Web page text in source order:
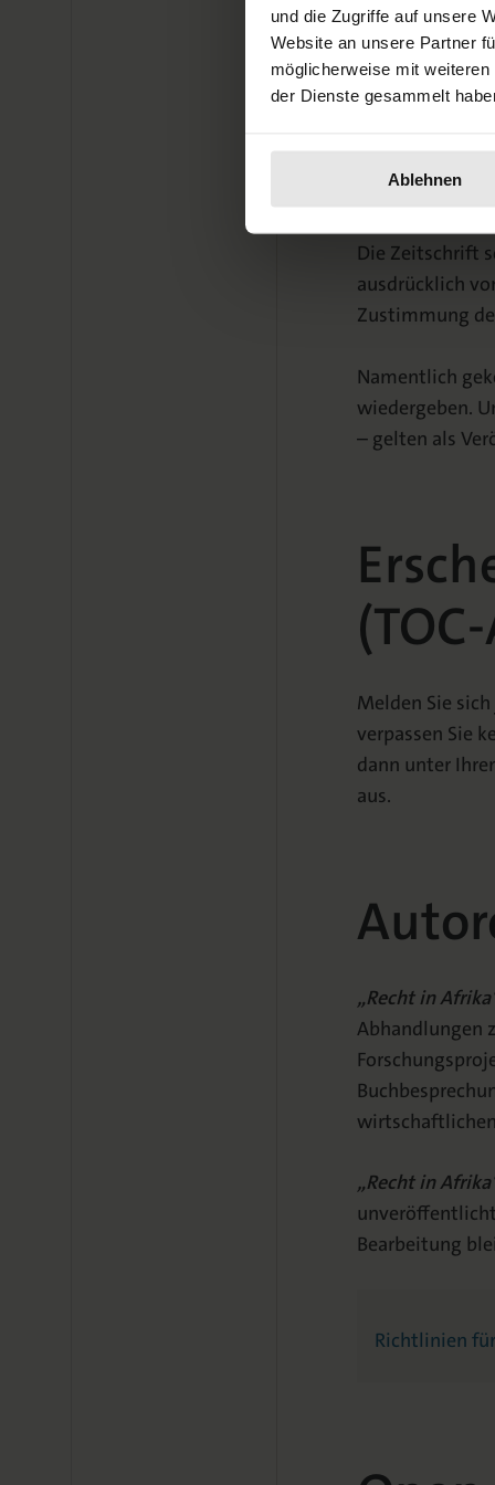
und die Zugriffe auf unsere
Website an unsere Partner
möglicherweise mit
der Dienste gesammelt
Ablehnen
Prof. Dr. Hatem
Universität
Orientalisches
Germany
Die Zeitschrift
ausdrücklich
Zustimmung
Namentlich
wiedergeben.
– gelten als
Melden Sie
verpassen Sie
dann unter
aus.
„Recht in
Abhandlungen
„Recht in
Bearbeitung
Richtlinien